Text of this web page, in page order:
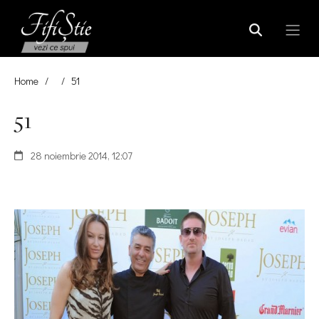
Home / / 51
51
28 noiembrie 2014, 12:07